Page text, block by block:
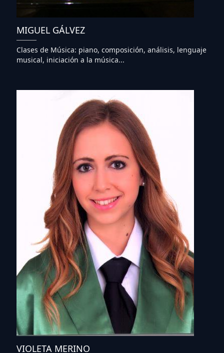
MIGUEL GÁLVEZ
Clases de Música: piano, composición, análisis, lenguaje
musical, iniciación a la música...
VIOLETA MERINO